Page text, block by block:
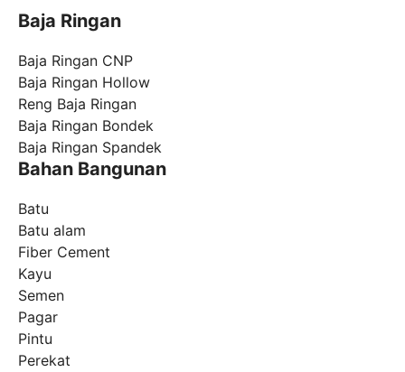
Baja Ringan
Baja Ringan CNP
Baja Ringan Hollow
Reng Baja Ringan
Baja Ringan Bondek
Baja Ringan Spandek
Bahan Bangunan
Batu
Batu alam
Fiber Cement
Kayu
Semen
Pagar
Pintu
Perekat